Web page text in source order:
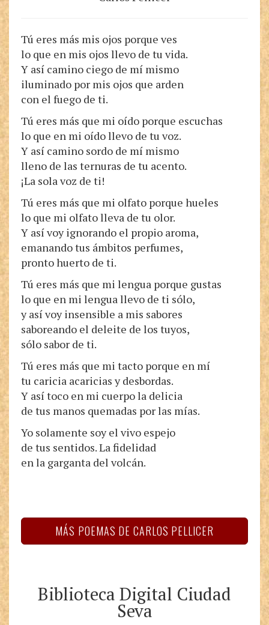
Tú eres más mis ojos porque ves
lo que en mis ojos llevo de tu vida.
Y así camino ciego de mí mismo
iluminado por mis ojos que arden
con el fuego de ti.
Tú eres más que mi oído porque escuchas
lo que en mi oído llevo de tu voz.
Y así camino sordo de mí mismo
lleno de las ternuras de tu acento.
¡La sola voz de ti!
Tú eres más que mi olfato porque hueles
lo que mi olfato lleva de tu olor.
Y así voy ignorando el propio aroma,
emanando tus ámbitos perfumes,
pronto huerto de ti.
Tú eres más que mi lengua porque gustas
lo que en mi lengua llevo de ti sólo,
y así voy insensible a mis sabores
saboreando el deleite de los tuyos,
sólo sabor de ti.
Tú eres más que mi tacto porque en mí
tu caricia acaricias y desbordas.
Y así toco en mi cuerpo la delicia
de tus manos quemadas por las mías.
Yo solamente soy el vivo espejo
de tus sentidos. La fidelidad
en la garganta del volcán.
MÁS POEMAS DE CARLOS PELLICER
Biblioteca Digital Ciudad
Seva